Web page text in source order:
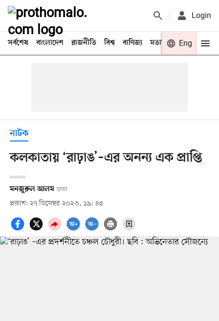
Login
সর্বশেষ বাংলাদেশ রাজনীতি বিশ্ব বাণিজ্য মতামত খেলা
Eng
নাটক
কলকাতায় ‘রাঢ়াঙ’–এর অনন্য এক প্রাপ্তি
মনজুরুল আলম ঢাকা
প্রকাশ: ২৭ ডিসেম্বর ২০২৩, ১৯: ৪৫